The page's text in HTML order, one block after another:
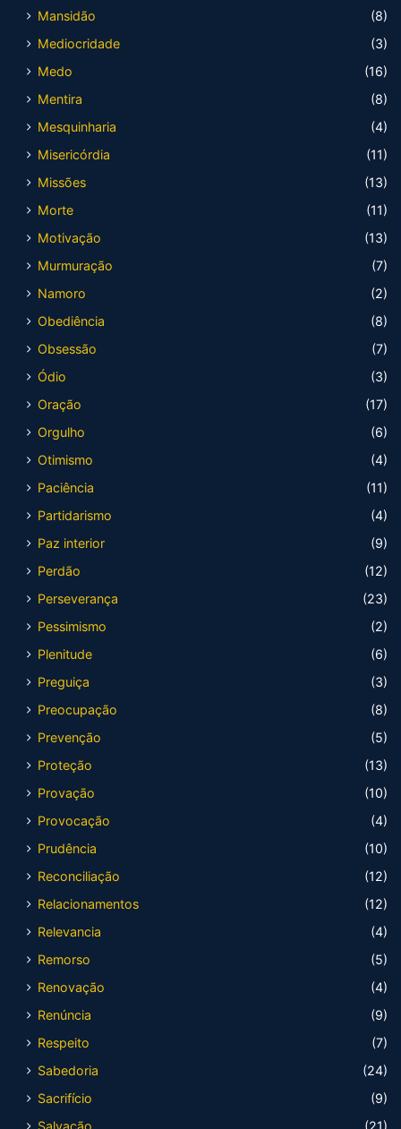
Mansidão
(8)
Mediocridade
(3)
Medo
(16)
Mentira
(8)
Mesquinharia
(4)
Misericórdia
(11)
Missões
(13)
Morte
(11)
Motivação
(13)
Murmuração
(7)
Namoro
(2)
Obediência
(8)
Obsessão
(7)
Ódio
(3)
Oração
(17)
Orgulho
(6)
Otimismo
(4)
Paciência
(11)
Partidarismo
(4)
Paz interior
(9)
Perdão
(12)
Perseverança
(23)
Pessimismo
(2)
Plenitude
(6)
Preguiça
(3)
Preocupação
(8)
Prevenção
(5)
Proteção
(13)
Provação
(10)
Provocação
(4)
Prudência
(10)
Reconciliação
(12)
Relacionamentos
(12)
Relevancia
(4)
Remorso
(5)
Renovação
(4)
Renúncia
(9)
Respeito
(7)
Sabedoria
(24)
Sacrifício
(9)